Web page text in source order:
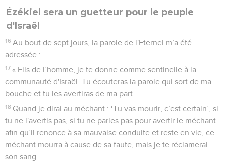
Ézékiel sera un guetteur pour le peuple
d'Israël
16 Au bout de sept jours, la parole de l'Eternel m’a été
adressée :
17 « Fils de l’homme, je te donne comme sentinelle à la
communauté d'Israël. Tu écouteras la parole qui sort de ma
bouche et tu les avertiras de ma part.
18 Quand je dirai au méchant : ‘Tu vas mourir, c’est certain’, si
tu ne l'avertis pas, si tu ne parles pas pour avertir le méchant
afin qu’il renonce à sa mauvaise conduite et reste en vie, ce
méchant mourra à cause de sa faute, mais je te réclamerai
son sang.